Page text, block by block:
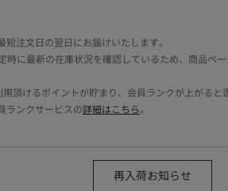
注文日の翌日にお届けいたします。
に最新の在庫状況を確認しているため、商品ペ
頂けるポイントが貯まり、会員ランクが上がると
ランクサービスの詳細はこちら。
再入荷お知らせ